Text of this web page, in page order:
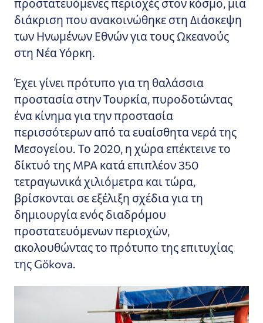
προστατευόμενες περιοχές στον κόσμο, μια
διάκριση που ανακοινώθηκε στη Διάσκεψη
των Ηνωμένων Εθνών για τους Ωκεανούς
στη Νέα Υόρκη.
Έχει γίνει πρότυπο για τη θαλάσσια
προστασία στην Τουρκία, πυροδοτώντας
ένα κίνημα για την προστασία
περισσότερων από τα ευαίσθητα νερά της
Μεσογείου. Το 2020, η χώρα επέκτεινε το
δίκτυό της MPA κατά επιπλέον 350
τετραγωνικά χιλιόμετρα και τώρα,
βρίσκονται σε εξέλιξη σχέδια για τη
δημιουργία ενός διαδρόμου
προστατευόμενων περιοχών,
ακολουθώντας το πρότυπο της επιτυχίας
της Gökova.